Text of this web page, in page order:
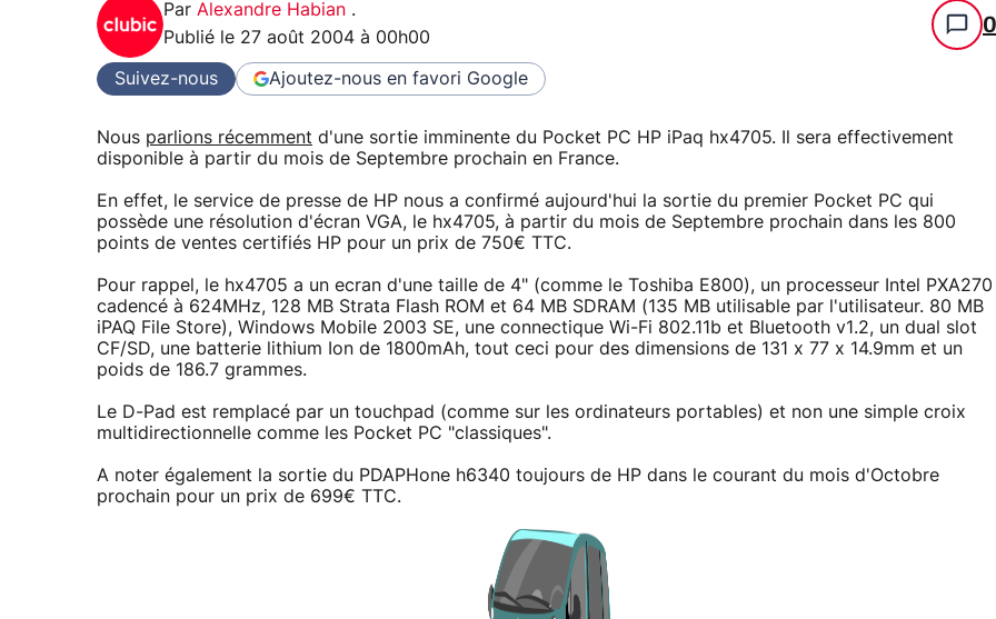
Par Alexandre Habian .
Publié le 27 août 2004 à 00h00 0
Suivez-nous Ajoutez-nous en favori Google
Nous parlions récemment d'une sortie imminente du Pocket PC HP iPaq hx4705. Il sera effectivement
disponible à partir du mois de Septembre prochain en France.
En effet, le service de presse de HP nous a confirmé aujourd'hui la sortie du premier Pocket PC qui
possède une résolution d'écran VGA, le hx4705, à partir du mois de Septembre prochain dans les 800
points de ventes certifiés HP pour un prix de 750€ TTC.
Pour rappel, le hx4705 a un ecran d'une taille de 4" (comme le Toshiba E800), un processeur Intel PXA270
cadencé à 624MHz, 128 MB Strata Flash ROM et 64 MB SDRAM (135 MB utilisable par l'utilisateur. 80 MB
iPAQ File Store), Windows Mobile 2003 SE, une connectique Wi-Fi 802.11b et Bluetooth v1.2, un dual slot
CF/SD, une batterie lithium Ion de 1800mAh, tout ceci pour des dimensions de 131 x 77 x 14.9mm et un
poids de 186.7 grammes.
Le D-Pad est remplacé par un touchpad (comme sur les ordinateurs portables) et non une simple croix
multidirectionnelle comme les Pocket PC "classiques".
A noter également la sortie du PDAPHone h6340 toujours de HP dans le courant du mois d'Octobre
prochain pour un prix de 699€ TTC.